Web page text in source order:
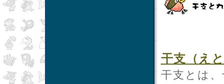
干支（え
干支とは